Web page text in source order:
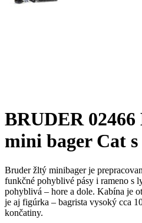
BRUDER
mini bager Cat
Bruder žltý minibager je
funkčné pohyblivé pásy i rameno s
pohyblivá – hore a dole. Kabína je
je aj figúrka – bagrista vysoký cca
končatiny.